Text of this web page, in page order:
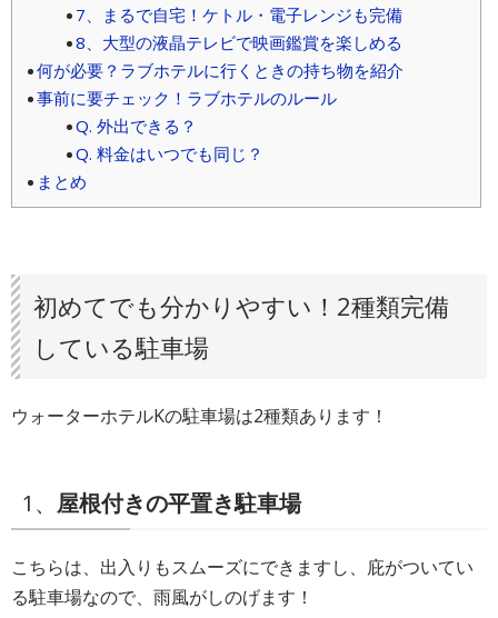
7、まるで自宅！ケトル・電子レンジも完備
8、大型の液晶テレビで映画鑑賞を楽しめる
何が必要？ラブホテルに行くときの持ち物を紹介
事前に要チェック！ラブホテルのルール
Q. 外出できる？
Q. 料金はいつでも同じ？
まとめ
初めてでも分かりやすい！2種類完備
している駐車場
ウォーターホテルKの駐車場は2種類あります！
1、 屋根付きの平置き駐車場
こちらは、出入りもスムーズにできますし、庇がついてい
る駐車場なので、雨風がしのげます！